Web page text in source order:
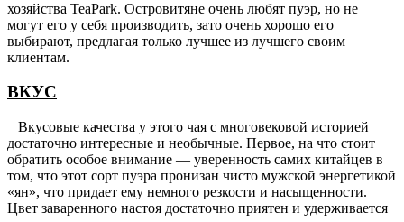
хозяйства TeaPark. Островитяне очень любят пуэр, но не
могут его у себя производить, зато очень хорошо его
выбирают, предлагая только лучшее из лучшего своим
клиентам.
ВКУС
Вкусовые качества у этого чая с многовековой историей
достаточно интересные и необычные. Первое, на что стоит
обратить особое внимание — уверенность самих китайцев в
том, что этот сорт пуэра пронизан чисто мужской энергетикой
«ян», что придает ему немного резкости и насыщенности.
Цвет заваренного настоя достаточно приятен и удерживается